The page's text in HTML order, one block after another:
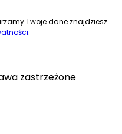
Twoje dane znajdziesz
.
zastrzeżone